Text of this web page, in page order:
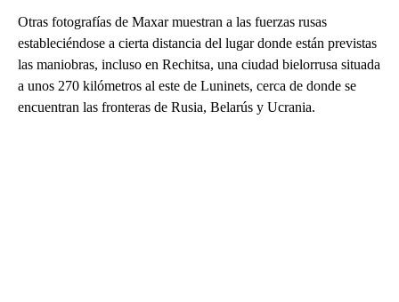
Otras fotografías de Maxar muestran a las fuerzas rusas
estableciéndose a cierta distancia del lugar donde están previstas
las maniobras, incluso en Rechitsa, una ciudad bielorrusa situada
a unos 270 kilómetros al este de Luninets, cerca de donde se
encuentran las fronteras de Rusia, Belarús y Ucrania.